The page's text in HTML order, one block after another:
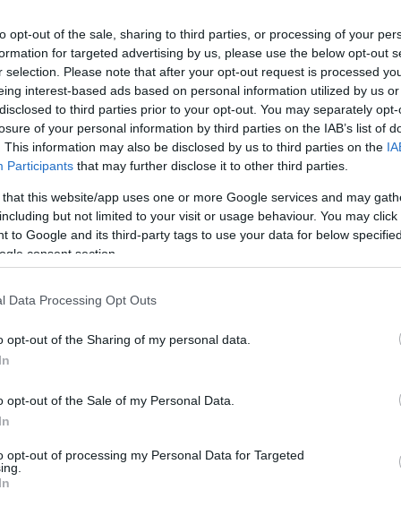
opt-out of the sale, sharing to third parties, or processing of your
for targeted advertising by us, please use the below opt-out
selection. Please note that after your opt-out request is processed
interest-based ads based on personal information utilized by us
to third parties prior to your opt-out. You may separately
of your personal information by third parties on the IAB’s list of
This information may also be disclosed by us to third parties on the
Participants that may further disclose it to other third parties.
that this website/app uses one or more Google services and may
but not limited to your visit or usage behaviour. You may
to Google and its third-party tags to use your data for below
consent section.
Data Processing Opt Outs
opt-out of the Sharing of my personal data.
opt-out of the Sale of my Personal Data.
opt-out of processing my Personal Data for Targeted
– 2018-AS ŐSZI FESZTIVÁLOK
Na jó, szabadságra, külföldön időt eltölteni? És eközben részt
elsőre ne csak a nyár ugorjon be, a Recorder
Cityfesztivál.
11 ezer Ft), a szombat-vasárnapi bérlet 62 euró (20 ezer Ft)